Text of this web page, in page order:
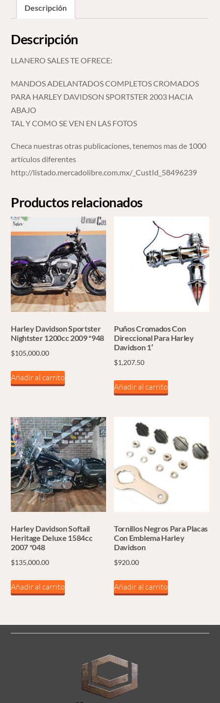
Menos
cantidad
Descripción
Descripción
LLANERO SALES TE OFRECE:
MANDOS ADELANTADOS COMPLETOS CROMADOS
PARA HARLEY DAVIDSON SPORTSTER 2003 HACIA
ABAJO
TAL Y COMO SE VEN EN LAS FOTOS
Checa nuestras otras publicaciones, tenemos mas de 1000
artículos diferentes
http://listado.mercadolibre.com.mx/_CustId_58496239
Productos relacionados
Harley Davidson Sportster
Nightster 1200cc 2009 *948
$105,000.00
Añadir al carrito
Puños Cromados Con
Direccional Para Harley
Davidson 1′
$1,207.50
Añadir al carrito
Harley Davidson Softail
Heritage Deluxe 1584cc
2007 *048
$135,000.00
Añadir al carrito
Tornillos Negros Para Placas
Con Emblema Harley
Davidson
$920.00
Añadir al carrito